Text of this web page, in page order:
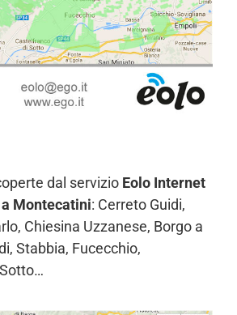
dal servizio Eolo Internet
Montecatini: Cerreto Guidi,
Chiesina Uzzanese, Borgo a
Stabbia, Fucecchio,